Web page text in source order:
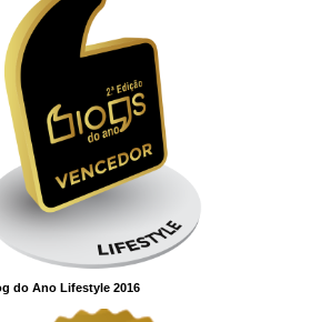
do Ano Lifestyle 2016